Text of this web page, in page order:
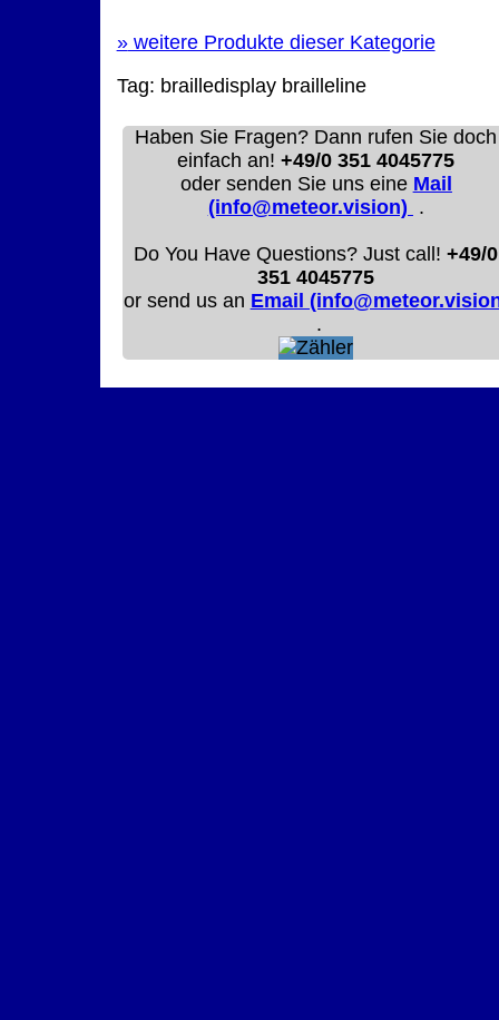
»weitere Produkte dieser Kategorie
Tag: brailledisplaybrailleline
Haben Sie Fragen? Dann rufen Sie doch
einfach an!+49/0 351 4045775
oder senden Sie uns eine Mail
(info@meteor.vision) .
Do You Have Questions? Just call!+49/0
351 4045775
or send us an Email
.